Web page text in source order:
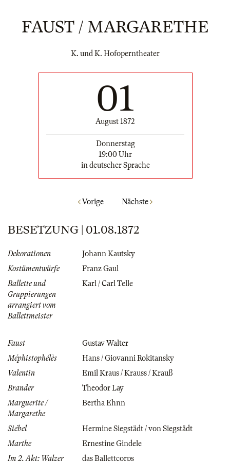
FAUST / MARGARETHE
K. und K. Hofoperntheater
01
August 1872
Donnerstag
19:00 Uhr
in deutscher Sprache
Vorige Nächste
BESETZUNG | 01.08.1872
Dekorationen
Johann Kautsky
Kostümentwürfe
Franz Gaul
Ballette und
Gruppierungen
arrangiert vom
Ballettmeister
Karl / Carl Telle
Faust
Gustav Walter
Méphistophélès
Hans / Giovanni Rokitansky
Valentin
Emil Kraus / Krauss / Krauß
Brander
Theodor Lay
Marguerite /
Margarethe
Bertha Ehnn
Siébel
Hermine Siegstädt / von Siegstädt
Marthe
Ernestine Gindele
Im 2. Akt: Walzer
das Ballettcorps